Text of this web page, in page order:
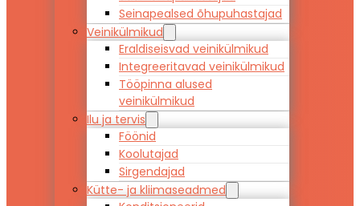
Seinapealsed õhupuhastajad
Veinikülmikud
Eraldiseisvad veinikülmikud
Integreeritavad veinikülmikud
Tööpinna alused
veinikülmikud
Ilu ja tervis
Föönid
Koolutajad
Sirgendajad
Kütte- ja kliimaseadmed